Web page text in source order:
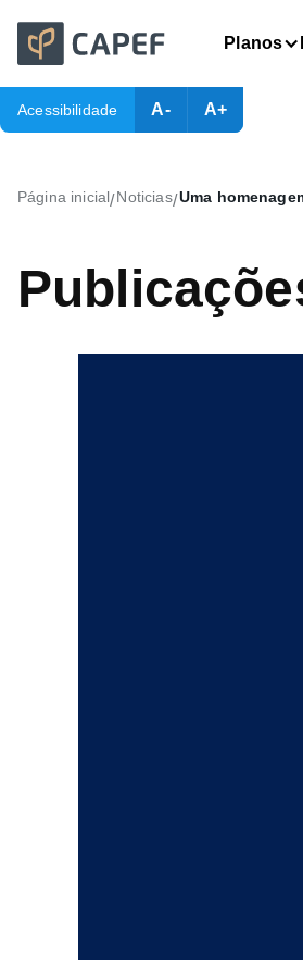
Planos
Acessibilidade A- A+
Página inicial/Noticias/Uma